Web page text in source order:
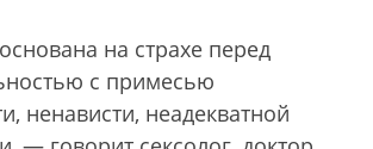
на страхе перед
с примесью
ненависти, неадекватной